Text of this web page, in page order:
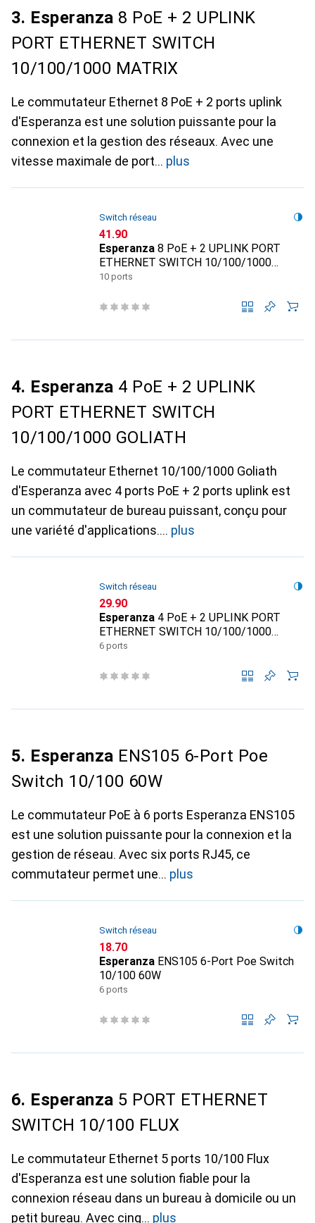
3. Esperanza 8 PoE + 2 UPLINK
PORT ETHERNET SWITCH
10/100/1000 MATRIX
Le commutateur Ethernet 8 PoE + 2 ports uplink
d'Esperanza est une solution puissante pour la
connexion et la gestion des réseaux. Avec une
vitesse maximale de port
plus
Switch réseau
CHF
41.90
Esperanza 8 PoE + 2 UPLINK PORT
ETHERNET SWITCH 10/100/1000
MATRIX
10 ports
4. Esperanza 4 PoE + 2 UPLINK
PORT ETHERNET SWITCH
10/100/1000 GOLIATH
Le commutateur Ethernet 10/100/1000 Goliath
d'Esperanza avec 4 ports PoE + 2 ports uplink est
un commutateur de bureau puissant, conçu pour
une variété d'applications.
plus
Switch réseau
CHF
29.90
Esperanza 4 PoE + 2 UPLINK PORT
ETHERNET SWITCH 10/100/1000
GOLIATH
6 ports
5. Esperanza ENS105 6-Port Poe
Switch 10/100 60W
Le commutateur PoE à 6 ports Esperanza ENS105
est une solution puissante pour la connexion et la
gestion de réseau. Avec six ports RJ45, ce
commutateur permet une
plus
Switch réseau
CHF
18.70
Esperanza ENS105 6-Port Poe Switch
10/100 60W
6 ports
6. Esperanza 5 PORT ETHERNET
SWITCH 10/100 FLUX
Le commutateur Ethernet 5 ports 10/100 Flux
d'Esperanza est une solution fiable pour la
connexion réseau dans un bureau à domicile ou un
petit bureau. Avec cinq
plus